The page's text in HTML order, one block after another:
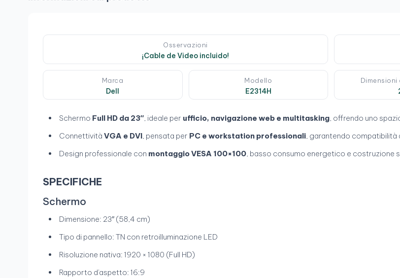
Osservazioni
¡Cable de Video incluido!
Marca
Dell
Modello
E2314H
Dimensioni
Schermo Full HD da 23″, ideale per ufficio, navigazione web e multitasking, offrendo uno
Connettività VGA e DVI, pensata per PC e workstation professionali, garantendo
Design professionale con montaggio VESA 100×100, basso consumo energetico e costruzione
SPECIFICHE
Schermo
Dimensione: 23″ (58,4 cm)
Tipo di pannello: TN con retroilluminazione LED
Risoluzione nativa: 1920 × 1080 (Full HD)
Rapporto d'aspetto: 16:9